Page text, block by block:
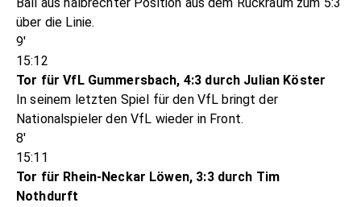
über die Linie.
9'
15:12
Tor für VfL Gummersbach, 4:3 durch Julian Köster
In seinem letzten Spiel für den VfL bringt der
Nationalspieler den VfL wieder in Front.
8'
15:11
Tor für Rhein-Neckar Löwen, 3:3 durch Tim
Nothdurft